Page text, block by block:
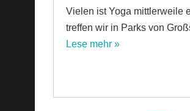
Vielen ist Yoga mittlerweile
treffen wir in Parks von
Lese mehr »